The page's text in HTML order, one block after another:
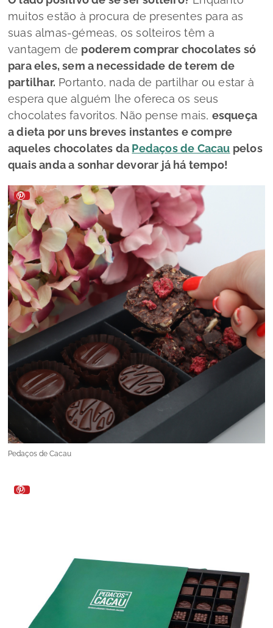
muitos estão à procura de presentes para as
suas almas-gémeas, os solteiros têm a
vantagem de poderem comprar chocolates só
para eles, sem a necessidade de terem de
partilhar. Portanto, nada de partilhar ou estar à
espera que alguém lhe ofereca os seus
chocolates favoritos. Não pense mais, esqueça
a dieta por uns breves instantes e compre
aqueles chocolates da Pedaços de Cacau pelos
quais anda a sonhar devorar já há tempo!
Pedaços de Cacau